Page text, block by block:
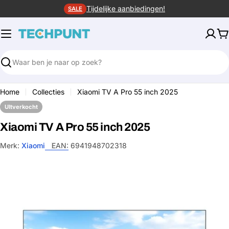
naar
inhoud
SALE Tijdelijke aanbiedingen!
Zoeken
Home Collecties Xiaomi TV A Pro 55 inch 2025
UItverkocht
Xiaomi TV A Pro 55 inch 2025
Merk: Xiaomi EAN: 6941948702318